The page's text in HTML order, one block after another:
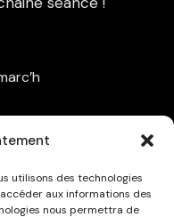
utilisons des technologies
aux informations des
nous permettra de